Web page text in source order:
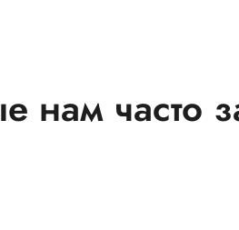
нам часто